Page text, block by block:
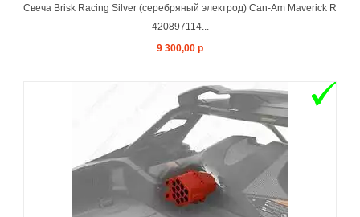
Свеча Brisk Racing Silver (серебряный электрод) Can-Am Maverick R
420897114...
9 300,00 р